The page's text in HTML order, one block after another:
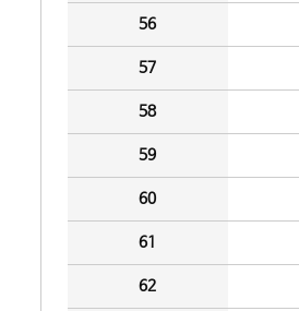
56
57
58
59
60
61
62